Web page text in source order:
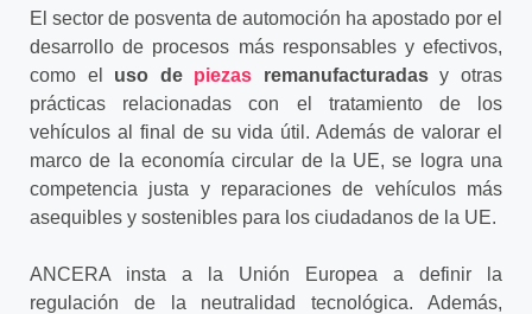
El sector de posventa de automoción ha apostado por el
desarrollo de procesos más responsables y efectivos,
como el uso de piezas remanufacturadasy otras
prácticas relacionadas con el tratamiento de los
vehículos al final de su vida útil. Además de valorar el
marco de la economía circular de la UE, se logra una
competencia justa y reparaciones de vehículos más
asequibles y sostenibles para los ciudadanos de la UE.
ANCERA insta a la Unión Europea a definir la
regulación de la neutralidad tecnológica. Además,